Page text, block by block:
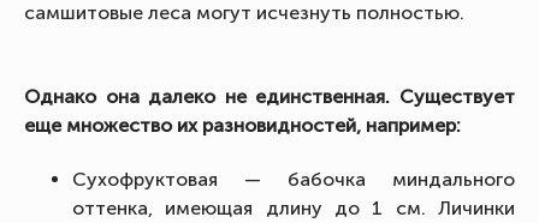
самшитовые леса могут исчезнуть полностью.
Однако она далеко не единственная. Существует
еще множество их разновидностей, например:
Сухофруктовая — бабочка миндального
оттенка, имеющая длину до 1 см. Личинки